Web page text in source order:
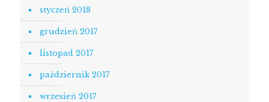
styczeń 2018
grudzień 2017
listopad 2017
październik 2017
wrzesień 2017